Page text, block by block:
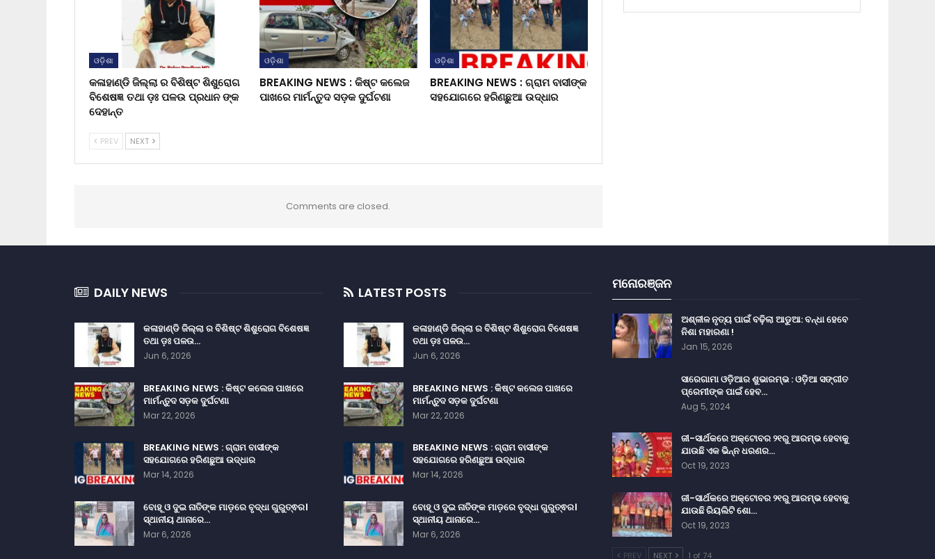
ଓଡ଼ିଶା
କଳାହାଣ୍ଡି ଜିଲ୍ଲା ର ବିଶିଷ୍ଟ ଶିଶୁରୋଗ
ବିଶେଷଜ୍ଞ ତଥା ଡ଼ଃ ପଳଉ ପ୍ରଧାନ ଙ୍କ
ଦେହାନ୍ତ
ଓଡ଼ିଶା
BREAKING NEWS : କିଷ୍ଟ କଲେଜ
ପାଖରେ ମାର୍ମନ୍ତୁଦ ସଡ଼କ ଦୁର୍ଘଟଣା
ଓଡ଼ିଶା
BREAKING NEWS : ଗ୍ରାମ ବାସୀଙ୍କ
ସହଯୋଗରେ ହରିଣଛୁଆ ଉଦ୍ଧାର
PREV NEXT
Comments are closed.
DAILY NEWS
କଳାହାଣ୍ଡି ଜିଲ୍ଲା ର ବିଶିଷ୍ଟ ଶିଶୁରୋଗ ବିଶେଷଜ୍ଞ
ତଥା ଡ଼ଃ ପଳଉ…
Jun 6, 2026
BREAKING NEWS : କିଷ୍ଟ କଲେଜ ପାଖରେ
ମାର୍ମନ୍ତୁଦ ସଡ଼କ ଦୁର୍ଘଟଣା
Mar 22, 2026
BREAKING NEWS : ଗ୍ରାମ ବାସୀଙ୍କ
ସହଯୋଗରେ ହରିଣଛୁଆ ଉଦ୍ଧାର
Mar 14, 2026
ବୋହୂ ଓ ଦୁଇ ନାତିଙ୍କ ମାଡ଼ରେ ବୃଦ୍ଧା ଗୁରୁତ୍ଵର।
ସ୍ଥାନୀୟ ଥାନାରେ…
Mar 6, 2026
LATEST POSTS
କଳାହାଣ୍ଡି ଜିଲ୍ଲା ର ବିଶିଷ୍ଟ ଶିଶୁରୋଗ ବିଶେଷଜ୍ଞ
ତଥା ଡ଼ଃ ପଳଉ…
Jun 6, 2026
BREAKING NEWS : କିଷ୍ଟ କଲେଜ ପାଖରେ
ମାର୍ମନ୍ତୁଦ ସଡ଼କ ଦୁର୍ଘଟଣା
Mar 22, 2026
BREAKING NEWS : ଗ୍ରାମ ବାସୀଙ୍କ
ସହଯୋଗରେ ହରିଣଛୁଆ ଉଦ୍ଧାର
Mar 14, 2026
ବୋହୂ ଓ ଦୁଇ ନାତିଙ୍କ ମାଡ଼ରେ ବୃଦ୍ଧା ଗୁରୁତ୍ଵର।
ସ୍ଥାନୀୟ ଥାନାରେ…
Mar 6, 2026
ମନୋରଞ୍ଜନ
ଅଶ୍ଳୀଳ ନୃତ୍ୟ ପାଇଁ ବଢ଼ିଲା ଆଡୁଆ: ବନ୍ଧା ହେବେ
ନିଶା ମହାରଣା !
Jan 15, 2026
ସାରେଗାମା ଓଡ଼ିଆର ଶୁଭାରମ୍ଭ : ଓଡ଼ିଆ ସଙ୍ଗୀତ
ପ୍ରେମୀଙ୍କ ପାଇଁ ହେବ…
Aug 5, 2024
ଜୀ-ସାର୍ଥକରେ ଅକ୍ଟୋବର ୨୧ରୁ ଆରମ୍ଭ ହେବାକୁ
ଯାଉଛି ଏକ ଭିନ୍ନ ଧରଣର…
Oct 19, 2023
ଜୀ-ସାର୍ଥକରେ ଅକ୍ଟୋବର ୨୧ରୁ ଆରମ୍ଭ ହେବାକୁ
ଯାଉଛି ରିୟଲିଟି ଶୋ…
Oct 19, 2023
PREV NEXT 1 of 74